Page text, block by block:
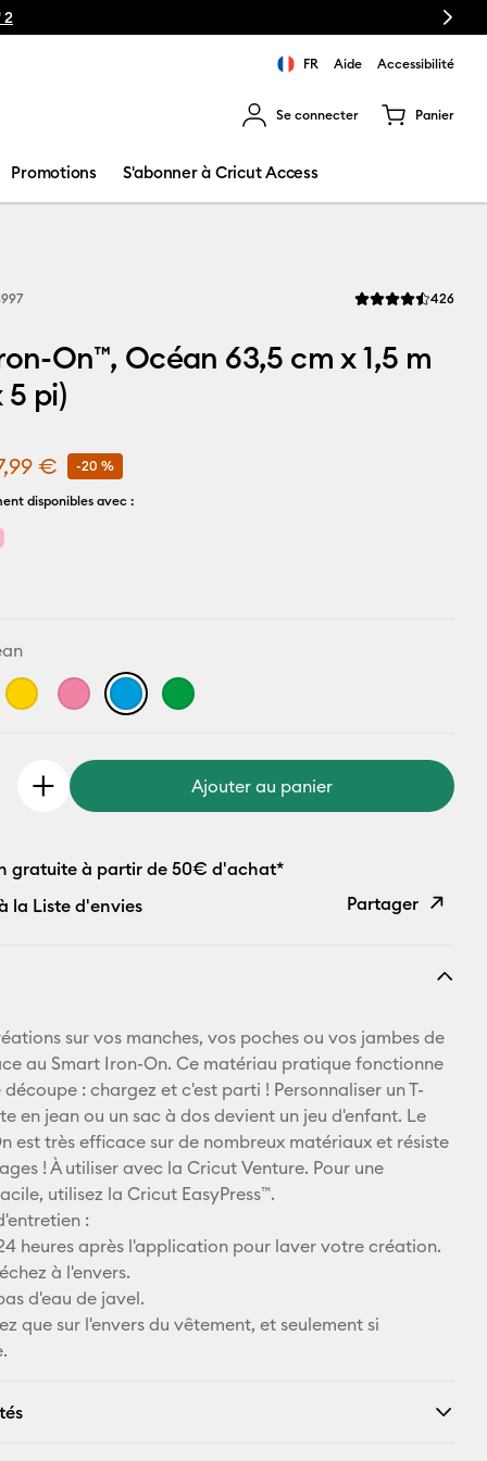
Next
FR Aide Accessibilité
Se connecter Panier
Promotions S'abonner à Cricut Access
La note moyenne
426
On™, Océan 63,5 cm x 1,5 m
5 pi)
€ -20 %
disponibles avec :
Ajouter au panier
gratuite à partir de 50€ d'achat*
la Liste d'envies
Partager
E-mail
Pinterest
Facebook
sur vos manches, vos poches ou vos jambes de
au Smart Iron-On. Ce matériau pratique fonctionne
: chargez et c'est parti ! Personnaliser un T-
en jean ou un sac à dos devient un jeu d'enfant. Le
est très efficace sur de nombreux matériaux et résiste
! À utiliser avec la Cricut Venture. Pour une
utilisez la Cricut EasyPress™.
:
heures après l'application pour laver votre création.
à l'envers.
d'eau de javel.
que sur l'envers du vêtement, et seulement si